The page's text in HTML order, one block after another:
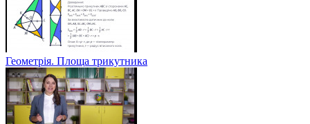
Геометрія. Площа трикутника